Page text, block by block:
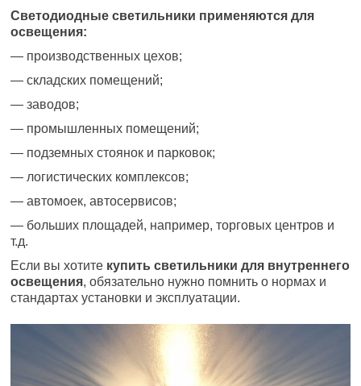
Светодиодные светильники применяются для
освещения:
— производственных цехов;
— складских помещений;
— заводов;
— промышленных помещений;
— подземных стоянок и парковок;
— логистических комплексов;
— автомоек, автосервисов;
— больших площадей, например, торговых центров и
т.д.
Если вы хотите купить светильники для внутреннего
освещения, обязательно нужно помнить о нормах и
стандартах установки и эксплуатации.